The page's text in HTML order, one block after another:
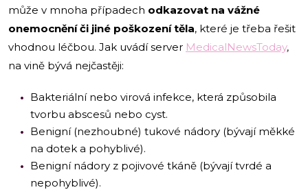
může v mnoha případech odkazovat na vážné
onemocnění či jiné poškození těla, které je třeba řešit
vhodnou léčbou. Jak uvádí server MedicalNewsToday,
na vině bývá nejčastěji:
Bakteriální nebo virová infekce, která způsobila
tvorbu abscesů nebo cyst.
Benigní (nezhoubné) tukové nádory (bývají měkké
na dotek a pohyblivé).
Benigní nádory z pojivové tkáně (bývají tvrdé a
nepohyblivé).